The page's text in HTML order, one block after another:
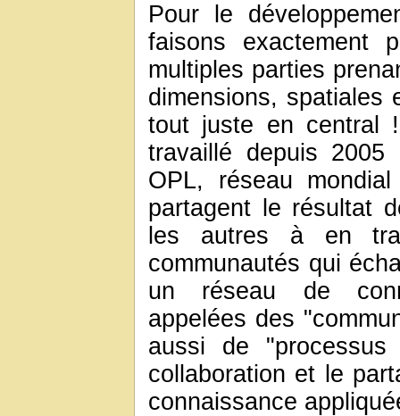
Pour le
faisons exactement
multiples parties
dimensions, spatiales
tout juste en central
travaillé depuis 2005
OPL, réseau
partagent le résultat
les autres à en
communautés qui
un réseau de
appelées des
aussi de
collaboration et le
connaissance